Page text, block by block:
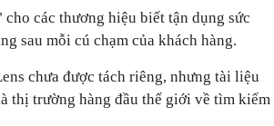
các thương hiệu biết tận dụng sức
sau mỗi cú chạm của khách hàng.
chưa được tách riêng, nhưng tài liệu
thị trường hàng đầu thế giới về tìm kiếm